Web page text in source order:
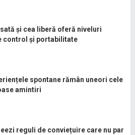
și cea liberă oferă niveluri
control și portabilitate
spontane rămân uneori cele
amintiri
reguli de conviețuire care nu par